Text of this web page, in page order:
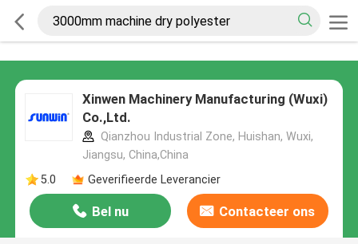
Xinwen Machinery Manufacturing (Wuxi)
Co.,Ltd.
Qianzhou Industrial Zone, Huishan, Wuxi,
Jiangsu, China,China
5.0
Geverifieerde Leverancier
Bel nu Contacteer ons